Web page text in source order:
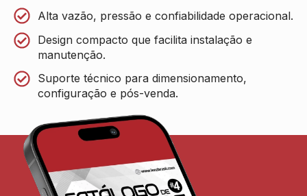
Alta vazão, pressão e confiabilidade operacional.
Design compacto que facilita instalação e
manutenção.
Suporte técnico para dimensionamento,
configuração e pós-venda.